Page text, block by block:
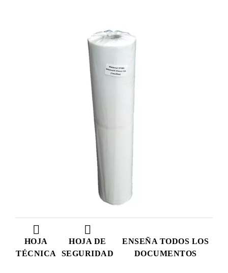
HOJA
TÉCNICA
HOJA DE
SEGURIDAD
ENSEÑA TODOS LOS
DOCUMENTOS